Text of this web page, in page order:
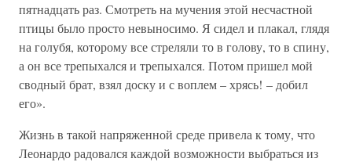
пятнадцать раз. Смотреть на мучения этой несчастной
птицы было просто невыносимо. Я сидел и плакал, глядя
на голубя, которому все стреляли то в голову, то в спину,
а он все трепыхался и трепыхался. Потом пришел мой
сводный брат, взял доску и с воплем – хрясь! – добил
его».
Жизнь в такой напряженной среде привела к тому, что
Леонардо радовался каждой возможности выбраться из